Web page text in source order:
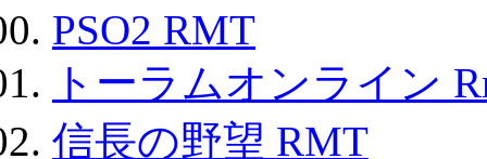
PSO2 RMT
トーラムオンライン
信長の野望 RMT